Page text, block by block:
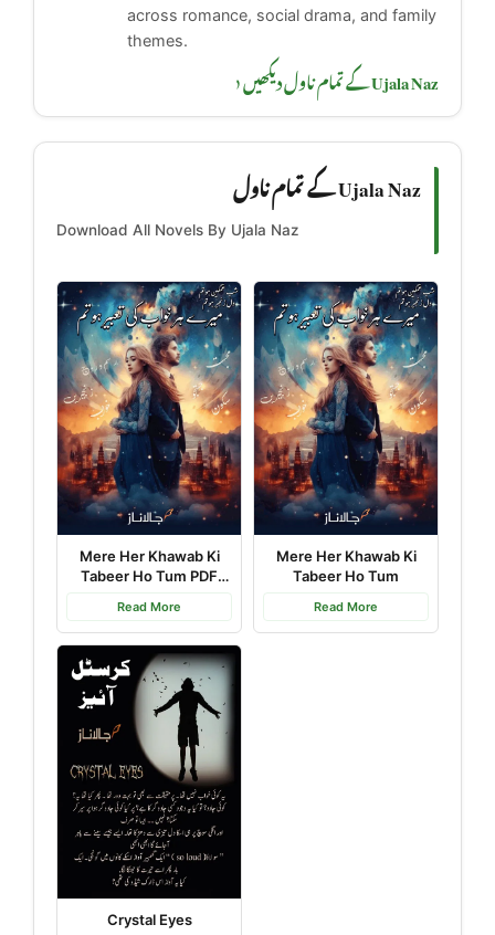
across romance, social drama, and family
themes.
Ujala Naz کے تمام ناول دیکھیں ‹
Ujala Naz کے تمام ناول
Download All Novels By Ujala Naz
Mere Her Khawab Ki
Tabeer Ho Tum PDF
Read More
Mere Her Khawab Ki
Tabeer Ho Tum
Read More
Crystal Eyes